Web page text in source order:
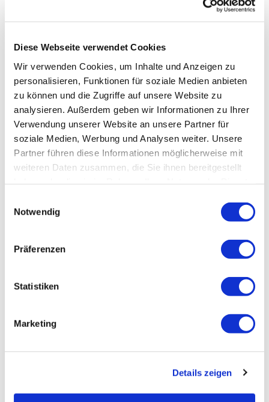
Diese Webseite verwendet Cookies
Wir verwenden Cookies, um Inhalte und Anzeigen zu
personalisieren, Funktionen für soziale Medien anbieten
zu können und die Zugriffe auf unsere Website zu
analysieren. Außerdem geben wir Informationen zu Ihrer
Verwendung unserer Website an unsere Partner für
soziale Medien, Werbung und Analysen weiter. Unsere
Partner führen diese Informationen möglicherweise mit
weiteren Daten zusammen, die Sie ihnen bereitgestellt
Notwendig
Präferenzen
Statistiken
Marketing
Details zeigen